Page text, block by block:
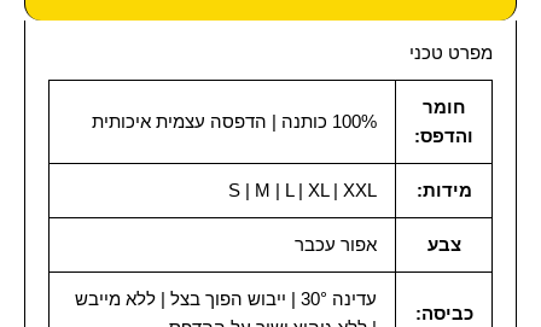
מפרט טכני
חומר
והדפס:
100% כותנה | הדפסה עצמית איכותית
מידות: S | M | L | XL | XXL
צבע אפור עכבר
כביסה:
עדינה 30° | ייבוש הפוך בצל | ללא מייבש